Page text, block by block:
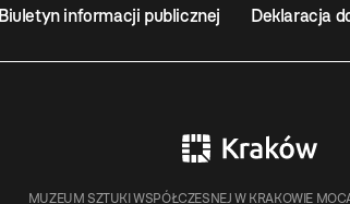
Biuletyn informacji publicznej Deklaracja
MUZEUM SZTUKI WSPÓŁCZESNEJ W KRAKOWIE